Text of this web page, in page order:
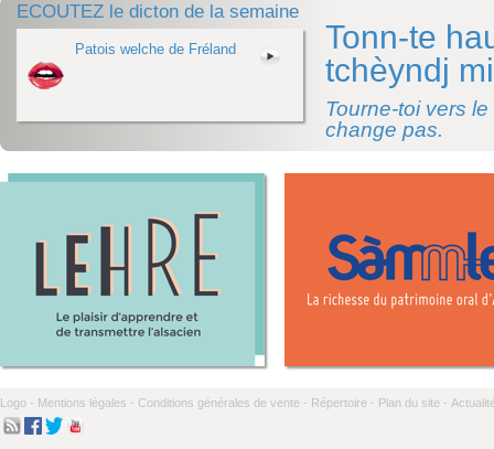
ECOUTEZ le dicton de la semaine
Tonn-te
tchèyndj
Tourne-toi vers
change pas.
Patois welche de Fréland
Logo - Mentions légales - Conditions générales de vente - Répertoire - Plan du site -